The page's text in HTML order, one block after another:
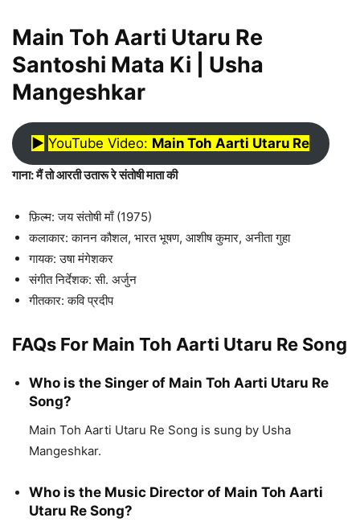
Main Toh Aarti Utaru Re
Santoshi Mata Ki | Usha
Mangeshkar
▶︎ YouTube Video: Main Toh Aarti Utaru Re
गाना: मैं तो आरती उतारू रे संतोषी माता की
फ़िल्म: जय संतोषी माँ (1975)
कलाकार: कानन कौशल, भारत भूषण, आशीष कुमार, अनीता गुहा
गायक: उषा मंगेशकर
संगीत निर्देशक: सी. अर्जुन
गीतकार: कवि प्रदीप
FAQs For Main Toh Aarti Utaru Re Song
Who is the Singer of Main Toh Aarti Utaru Re
Song?
Main Toh Aarti Utaru Re Song is sung by Usha
Mangeshkar.
Who is the Music Director of Main Toh Aarti
Utaru Re Song?